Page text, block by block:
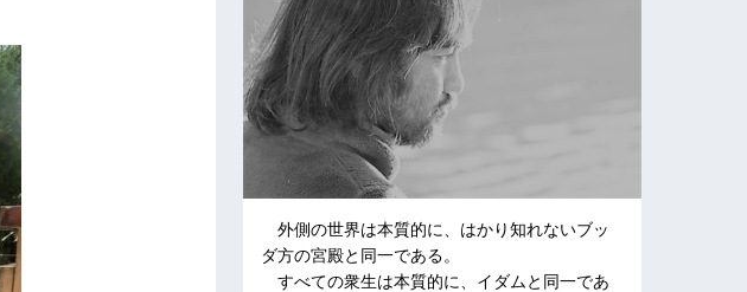
外側の世界は本質的に、はかり知れないブッ
ダ方の宮殿と同一である。
すべての衆生は本質的に、イダムと同一であ